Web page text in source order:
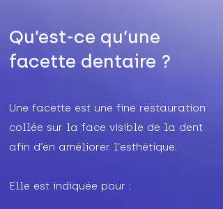
Qu’est-ce qu’une
facette dentaire ?
Une facette est une fine restauration
collée sur la face visible de la dent
afin d’en améliorer l’esthétique.
Elle est indiquée pour :